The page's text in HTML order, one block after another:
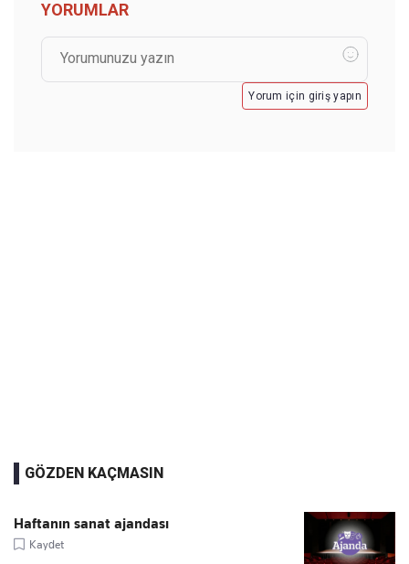
YORUMLAR
Yorum için giriş yapın
GÖZDEN KAÇMASIN
Haftanın sanat ajandası
Kaydet